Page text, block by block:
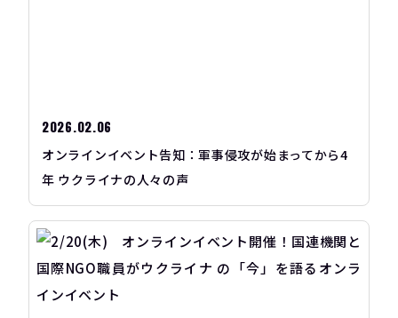
2026.02.06
オンラインイベント告知：軍事侵攻が始まってから4
年 ウクライナの人々の声